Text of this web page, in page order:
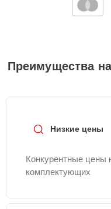
Преимущества
Низкие цены
Конкурентные цены
комплектующих